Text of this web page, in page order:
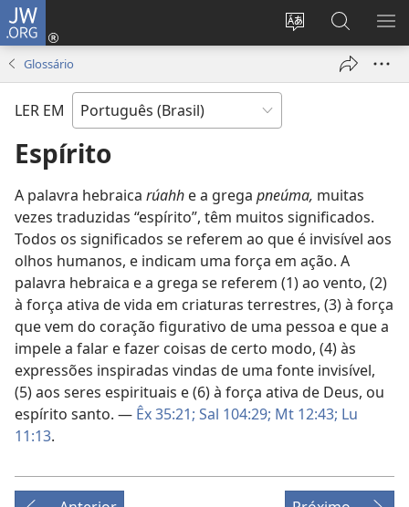
JW.ORG
Mudar
idioma
Log
janela)
Buscar
no
JW.ORG
Glossário
LER EM
Espírito
A palavra hebraica rúahh e a grega pneúma, muitas
vezes traduzidas “espírito”, têm muitos significados.
Todos os significados se referem ao que é invisível aos
olhos humanos, e indicam uma força em ação. A
palavra hebraica e a grega se referem (1) ao vento, (2)
à força ativa de vida em criaturas terrestres, (3) à força
que vem do coração figurativo de uma pessoa e que a
impele a falar e fazer coisas de certo modo, (4) às
expressões inspiradas vindas de uma fonte invisível,
(5) aos seres espirituais e (6) à força ativa de Deus, ou
espírito santo. — Êx 35:21; Sal 104:29; Mt 12:43; Lu
11:13.